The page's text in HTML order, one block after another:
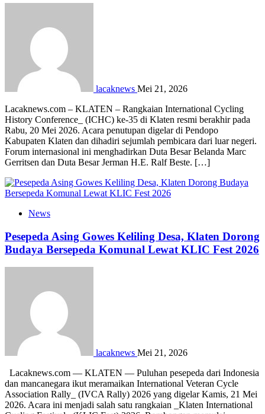
lacaknews Mei 21, 2026
Lacaknews.com – KLATEN – Rangkaian International Cycling
History Conference_ (ICHC) ke-35 di Klaten resmi berakhir pada
Rabu, 20 Mei 2026. Acara penutupan digelar di Pendopo
Kabupaten Klaten dan dihadiri sejumlah pembicara dari luar negeri.
Forum internasional ini menghadirkan Duta Besar Belanda Marc
Gerritsen dan Duta Besar Jerman H.E. Ralf Beste. […]
News
Pesepeda Asing Gowes Keliling Desa, Klaten Dorong
Budaya Bersepeda Komunal Lewat KLIC Fest 2026
lacaknews Mei 21, 2026
Lacaknews.com — KLATEN — Puluhan pesepeda dari Indonesia
dan mancanegara ikut meramaikan International Veteran Cycle
Association Rally_ (IVCA Rally) 2026 yang digelar Kamis, 21 Mei
2026. Acara ini menjadi salah satu rangkaian _Klaten International